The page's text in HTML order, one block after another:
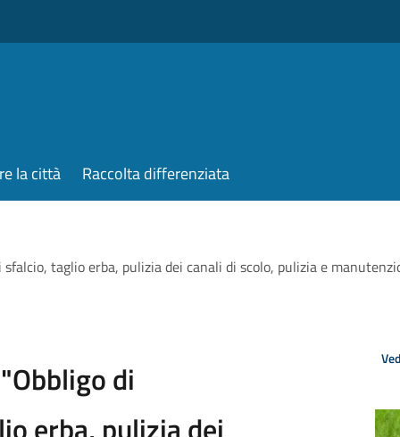
la città Raccolta differenziata
sfalcio, taglio erba, pulizia dei canali di scolo, pulizia e
di